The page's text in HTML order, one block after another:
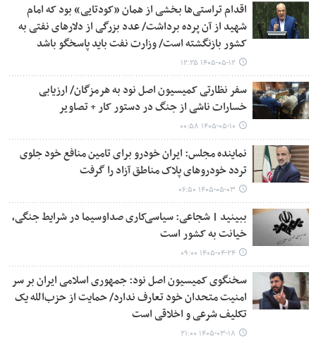
اقدام تراستی‌ها بخشی از همان «کودتایی» بود که امام
شهید از آن پرده برداشت/ عدد بزرگی از دلارهای نفتی به
کشور بازنگشته است/ وزارت نفت باید پاسخگو باشد
۱۴۰۵-۰۵-۱۲ ۱۲:۲۵
سفر نظارتی کمیسیون اصل نود به هرمزگان/ ارزیابی
خسارات ناشی از جنگ در دستور کار + تصاویر
۱۴۰۵-۰۵-۱۰ ۰۰:۵۸
نماینده مجلس: ایران خودرو برای تامین منافع خود جلوی
تردد خودروهای پلاک مناطق آزاد را گرفت
۱۴۰۵-۰۵-۰۳ ۰۶:۵۰
ببینید | شجاعی: سیاسی‌کاری صداوسیما در شرایط جنگی،
خیانت به کشور است
۱۴۰۵-۰۴-۲۴ ۰۹:۰۰
سخنگوی کمیسیون اصل نود: جمهوری اسلامی ایران بر سر
امنیت متحدان خود تعارف ندارد/ حمایت از حزب‌الله یک
تکلیف شرعی و اخلاقی است
۱۴۰۵-۰۳-۱۸ ۲۱:۰۰